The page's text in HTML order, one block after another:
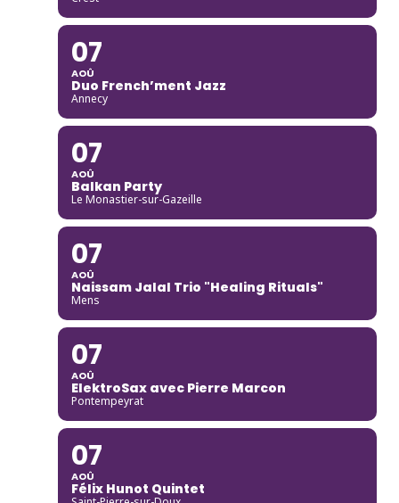
07
AOÛ
Duo French’ment Jazz
Annecy
07
AOÛ
Balkan Party
Le Monastier-sur-Gazeille
07
AOÛ
Naissam Jalal Trio "Healing Rituals"
Mens
07
AOÛ
ElektroSax avec Pierre Marcon
Pontempeyrat
07
AOÛ
Félix Hunot Quintet